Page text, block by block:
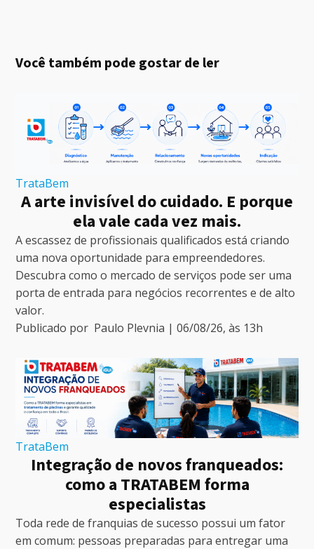
Você também pode gostar de ler
TrataBem
A arte invisível do cuidado. E porque
ela vale cada vez mais.
A escassez de profissionais qualificados está criando
uma nova oportunidade para empreendedores.
Descubra como o mercado de serviços pode ser uma
porta de entrada para negócios recorrentes e de alto
valor.
Publicado por Paulo Plevnia |06/08/26, às 13h
TrataBem
Integração de novos franqueados:
como a TRATABEM forma
especialistas
Toda rede de franquias de sucesso possui um fator
em comum: pessoas preparadas para entregar uma